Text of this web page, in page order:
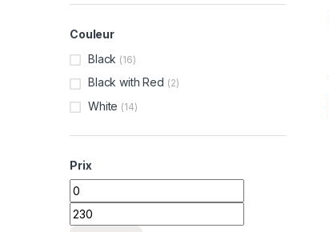
Couleur
Black (16)
Black with Red (2)
White (14)
Prix
Prix min
Prix max